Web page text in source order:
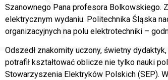
Szanownego Pana profesora Bolkowskiego.
elektrycznym wydaniu. Politechnika Śląska
organizacyjnych na polu elektrotechniki –
Odszedł znakomity uczony, świetny
potrafił kształtować oblicze nie tylko nauki
Stowarzyszenia Elektryków Polskich (SEP).